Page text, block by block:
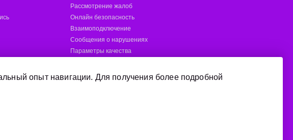
Рассмотрение жалоб
Онлайн безопасность
Взаимоподключение
Сообщения о нарушениях
Параметры качества
опыт навигации. Для получения более подробной